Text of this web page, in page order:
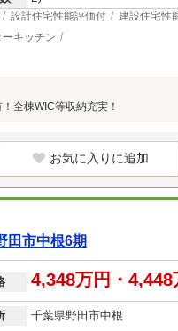
設計住宅性能評価付 建設住宅性
ーキッチン
全棟WIC等収納充実！
お気に入りに追加
市中根6期
4,348万円・4,448
千葉県野田市中根